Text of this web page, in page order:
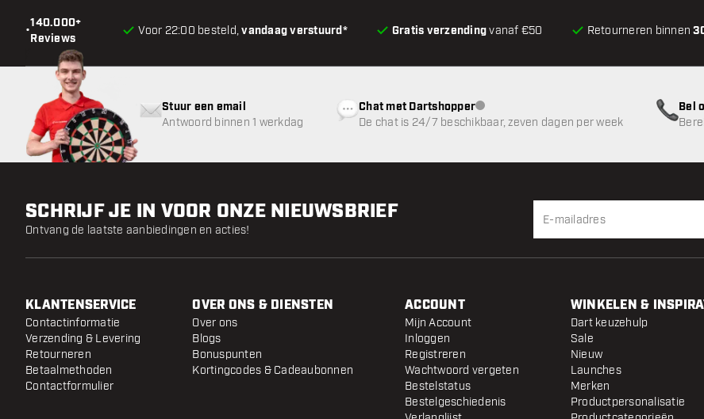
•
140.000+
Reviews
Voor 22:00 besteld,vandaag verstuurd* Gratis verzendingvanaf €50 Retourneren binnen
Stuur een email
Antwoord binnen 1 werkdag
Chat met Dartshopperklantenservice niet beschikbaar
De chat is 24/7 beschikbaar, zeven dagen per week
Bel
SCHRIJF JE IN VOOR ONZE NIEUWSBRIEF
Ontvang de laatste aanbiedingen en acties!
KLANTENSERVICE
Contactinformatie
Verzending & Levering
Retourneren
Betaalmethoden
Contactformulier
OVER ONS & DIENSTEN
Over ons
Blogs
Bonuspunten
Kortingcodes & Cadeaubonnen
ACCOUNT
Mijn Account
Inloggen
Registreren
Wachtwoord vergeten
Bestelstatus
Bestelgeschiedenis
WINKELEN &
Dart keuzehulp
Sale
Nieuw
Launches
Merken
Productpersonalisatie